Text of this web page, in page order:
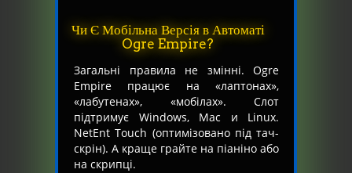
Чи Є Мобільна Версія в Автоматі
Ogre Empire?
Загальні правила не змінні. Ogre
Empire працює на «лаптонах»,
«лабутенах», «мобілах». Слот
підтримує Windows, Mac и Linux.
NetEnt Touch (оптимізовано під тач-
скрін). А краще грайте на піаніно або
на скрипці.